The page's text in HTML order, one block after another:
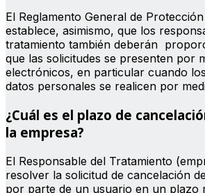
El Reglamento General de
establece, asimismo, que los
tratamiento también deberán
que las solicitudes se presenten por
electrónicos, en particular cuando
datos personales se realicen por
¿Cuál es el plazo de
la empresa?
El Responsable del Tratamiento
resolver la solicitud de cancelación
por parte de un usuario en un plazo